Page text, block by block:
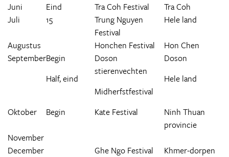
Juni Eind Tra Coh Festival
Tra Coh
Juli
15
Trung Nguyen
Festival
Hele land
Augustus Honchen Festival
Hon Chen
SeptemberBegin
Half, eind
Doson
stierenvechten
Midherfstfestival
Doson
Hele land
Oktober Begin Kate Festival
Ninh Thuan
provincie
November
December
Ghe Ngo Festival Khmer-dorpen